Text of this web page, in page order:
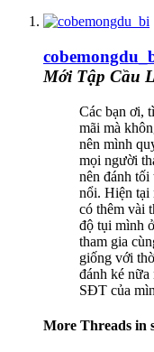
Mới Tập Cầu
Các bạn ơi,
mãi mà
nên mình
mọi người
nên đánh
nổi. Hiện tại
có thêm vài
độ tụi mình
tham gia
giống với
đánh ké nữa
SĐT của
More Threads in